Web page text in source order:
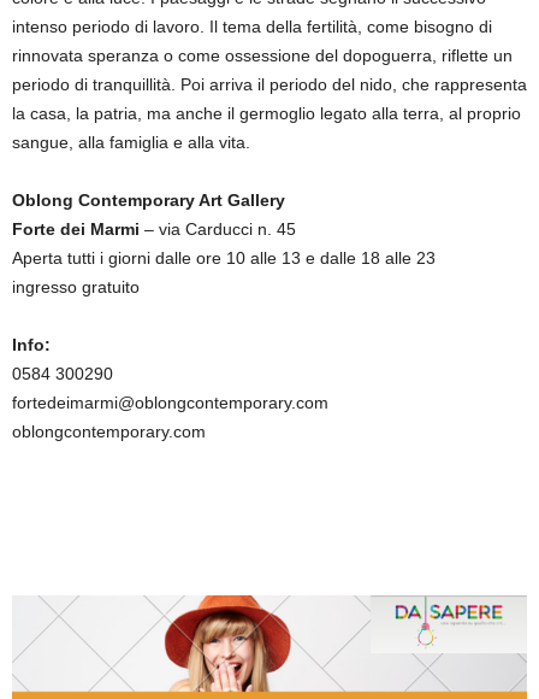
intenso periodo di lavoro. Il tema della fertilità, come bisogno di
rinnovata speranza o come ossessione del dopoguerra, riflette un
periodo di tranquillità. Poi arriva il periodo del nido, che rappresenta
la casa, la patria, ma anche il germoglio legato alla terra, al proprio
sangue, alla famiglia e alla vita.
Oblong Contemporary Art Gallery
Forte dei Marmi – via Carducci n. 45
Aperta tutti i giorni dalle ore 10 alle 13 e dalle 18 alle 23
ingresso gratuito
Info:
0584 300290
fortedeimarmi@oblongcontemporary.com
oblongcontemporary.com